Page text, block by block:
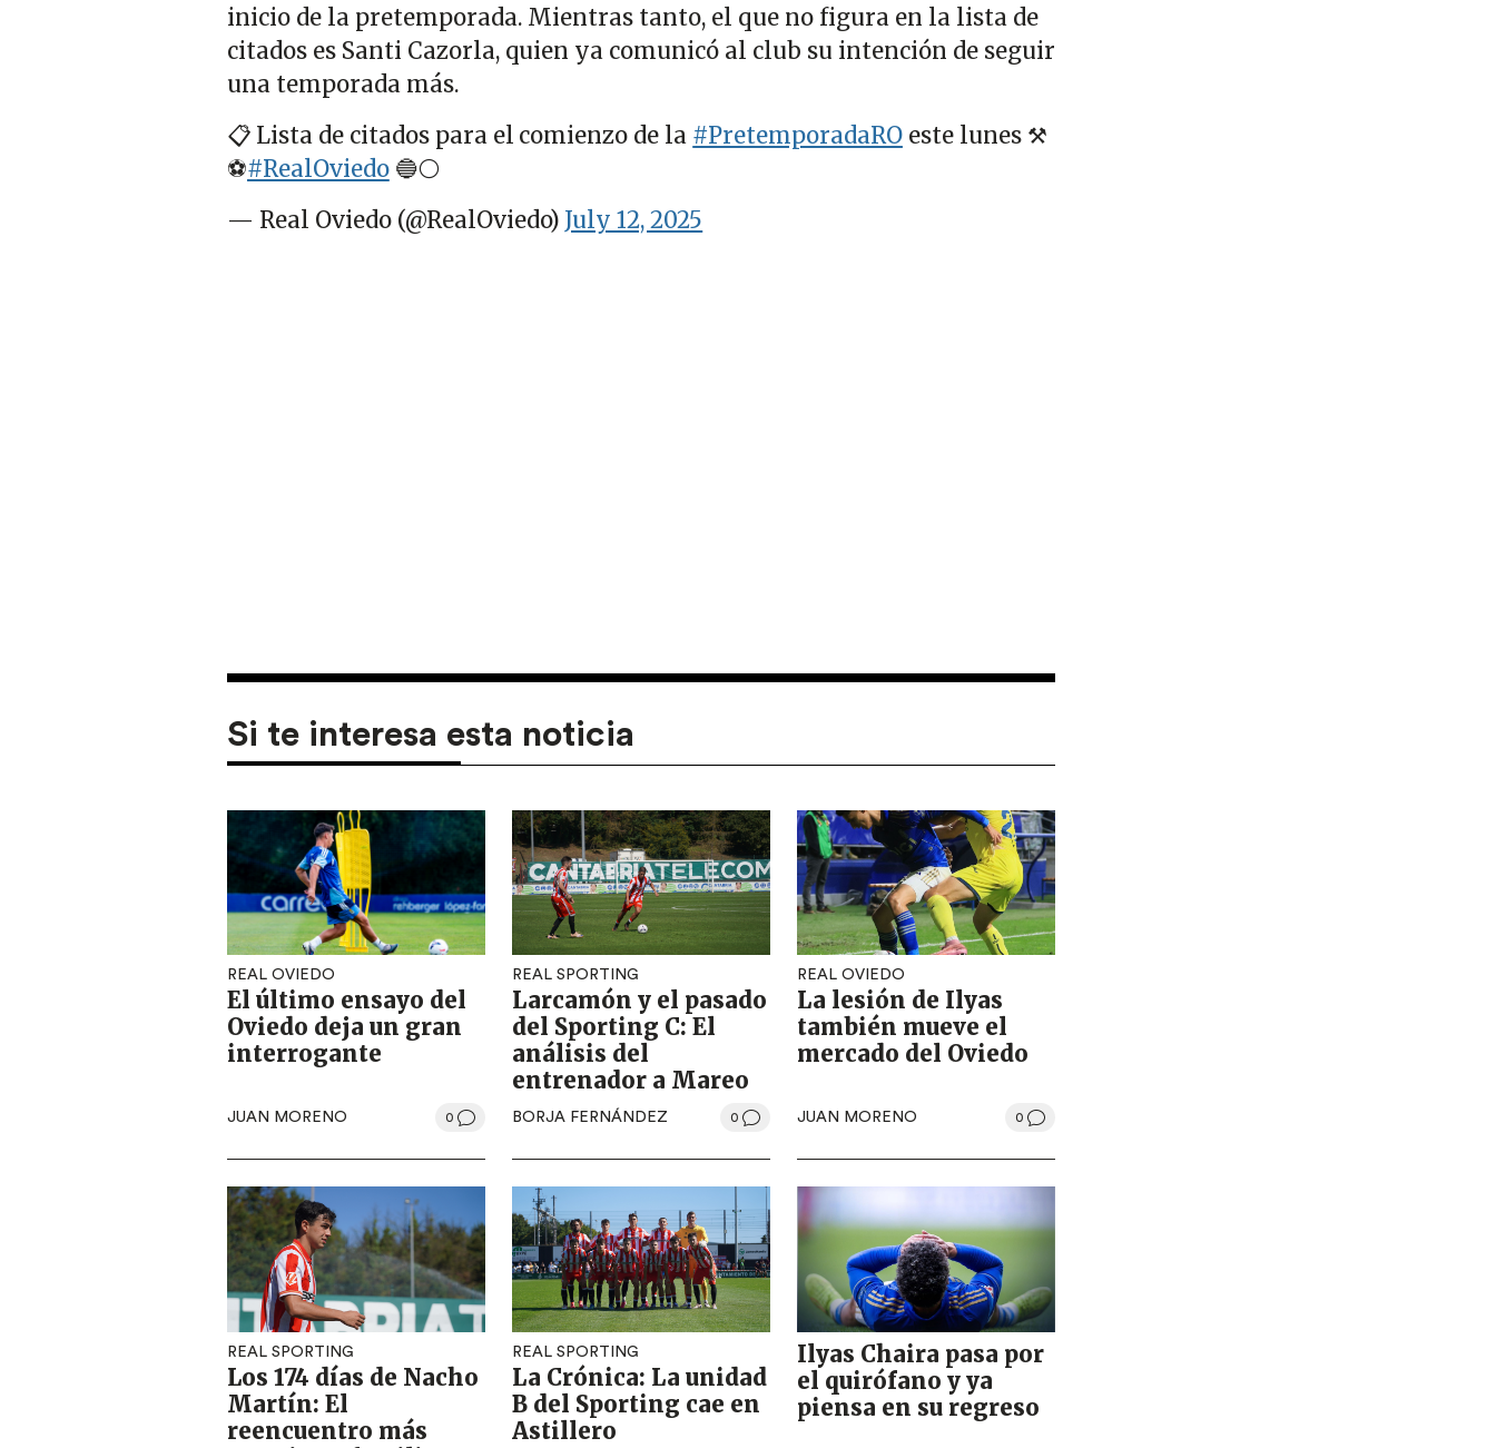
inicio de la pretemporada. Mientras tanto, el que no figura en la lista de
citados es Santi Cazorla, quien ya comunicó al club su intención de seguir
una temporada más.
📋 Lista de citados para el comienzo de la #PretemporadaROeste lunes ⚒️
⚽️#RealOviedo🔵⚪️
— Real Oviedo (@RealOviedo) July 12, 2025
Si te interesa esta noticia
REAL OVIEDO
El último ensayo del
Oviedo deja un gran
interrogante
JUAN MORENO 0
REAL SPORTING
Larcamón y el pasado
del Sporting C: El
análisis del
entrenador a Mareo
BORJA FERNÁNDEZ 0
REAL OVIEDO
La lesión de Ilyas
también mueve el
mercado del Oviedo
JUAN MORENO 0
REAL SPORTING
Los 174 días de Nacho
Martín: El
reencuentro más
REAL SPORTING
La Crónica: La unidad
B del Sporting cae en
Astillero
Ilyas Chaira pasa por
el quirófano y ya
piensa en su regreso